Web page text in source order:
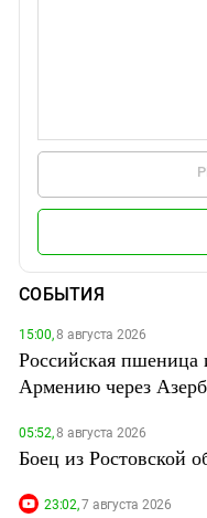
СОБЫТИЯ
15:00,8 августа 2026
Российская пшеница
Армению через
05:52,8 августа 2026
Боец из Ростовской
23:02,7 августа 2026